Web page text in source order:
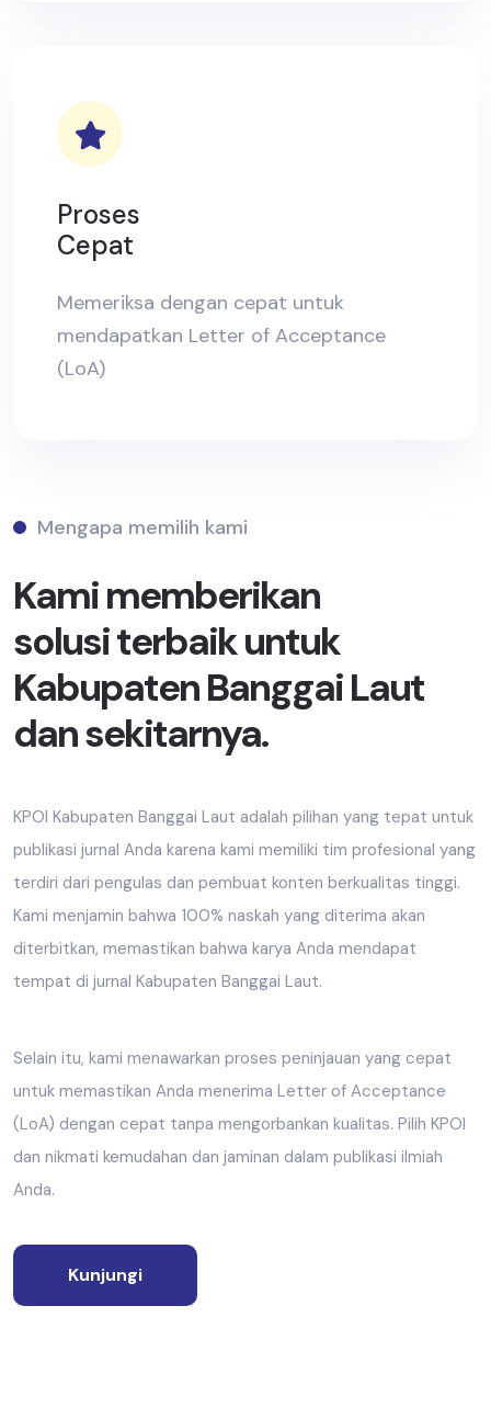
Proses
Cepat
Memeriksa dengan cepat untuk
mendapatkan Letter of Acceptance
(LoA)
Mengapa memilih kami
Kami memberikan
solusi terbaik untuk
Kabupaten Banggai Laut
dan sekitarnya.
KPOI Kabupaten Banggai Laut adalah pilihan yang tepat untuk
publikasi jurnal Anda karena kami memiliki tim profesional yang
terdiri dari pengulas dan pembuat konten berkualitas tinggi.
Kami menjamin bahwa 100% naskah yang diterima akan
diterbitkan, memastikan bahwa karya Anda mendapat
tempat di jurnal Kabupaten Banggai Laut.
Selain itu, kami menawarkan proses peninjauan yang cepat
untuk memastikan Anda menerima Letter of Acceptance
(LoA) dengan cepat tanpa mengorbankan kualitas. Pilih KPOI
dan nikmati kemudahan dan jaminan dalam publikasi ilmiah
Anda.
Kunjungi